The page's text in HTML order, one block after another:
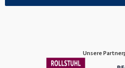
Unsere